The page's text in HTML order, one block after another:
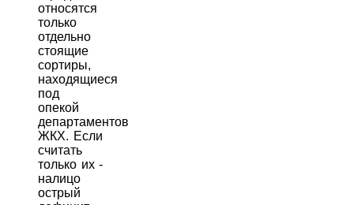
относятся
только
отдельно
стоящие
сортиры,
находящиеся
под
опекой
департаментов
ЖКХ. Если
считать
только их -
налицо
острый